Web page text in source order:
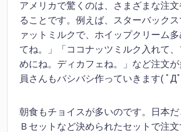
アメリカで驚くのは、さまざまな注文
ることです。例えば、スターバック
ァットミルクで、ホイップクリーム
てね。」「ココナッツミルク入れて
めにね。ディカフェね。」など注文
員さんもバシバシ作っていきます( ﾟД
朝食もチョイスが多いのです。日本だ
Ｂセットなど決められたセットで注